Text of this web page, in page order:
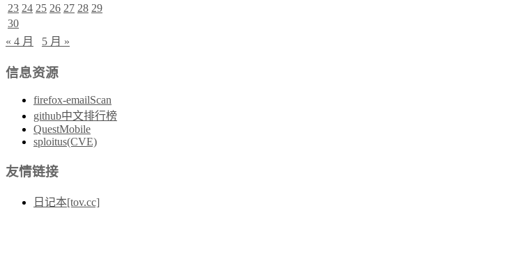
23 24 25 26 27 28 29
30
« 4 月
5 月 »
信息资源
firefox-emailScan
github中文排行榜
QuestMobile
sploitus(CVE)
友情链接
日记本[tov.cc]